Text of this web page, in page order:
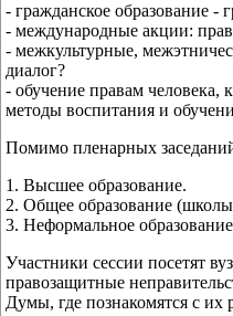
- гражданское образование -
- международные акции:
- межкультурные,
диалог?
- обучение правам человека,
методы воспитания и
Помимо пленарных
1. Высшее образование.
2. Общее образование
3. Неформальное
Участники сессии посетят
правозащитные
Думы, где познакомятся с их